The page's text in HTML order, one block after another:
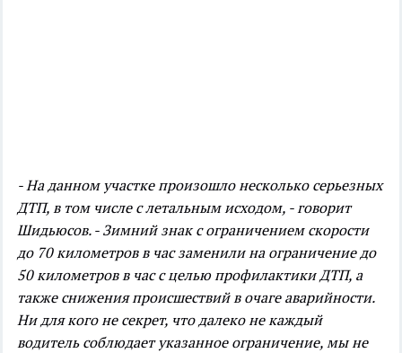
- На данном участке произошло несколько серьезных
ДТП, в том числе с летальным исходом, - говорит
Шидьюсов. - Зимний знак с ограничением скорости
до 70 километров в час заменили на ограничение до
50 километров в час с целью профилактики ДТП, а
также снижения происшествий в очаге аварийности.
Ни для кого не секрет, что далеко не каждый
водитель соблюдает указанное ограничение, мы не